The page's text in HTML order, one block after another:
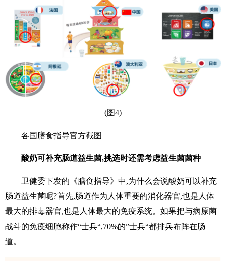
(图4)
各国膳食指导官方截图
酸奶可补充肠道益生菌,挑选时还需考虑益生菌菌种
卫健委下发的《膳食指导》中,为什么会说酸奶可以补充
肠道益生菌呢?首先,肠道作为人体重要的消化器官,也是人体
最大的排毒器官,也是人体最大的免疫系统。如果把与病原菌
战斗的免疫细胞称作“士兵“,70%的”士兵“都排兵布阵在肠
道。